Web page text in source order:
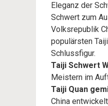
Eleganz der
Schwert zum
Volksrepublik
populärsten
Schlussfigur.
Taiji Schwert
Meistern im
Taiji Quan
China